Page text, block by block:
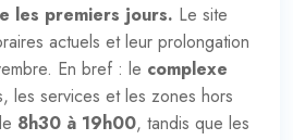
les premiers jours. Le site
actuels et leur prolongation
En bref : le complexe
les services et les zones hors
8h30 à 19h00, tandis que les